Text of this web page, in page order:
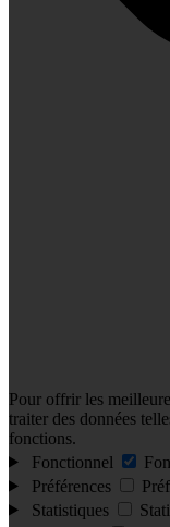
Pour offrir les
traiter des données
fonctions.
Fonctionnel
Préférences
Statistiques